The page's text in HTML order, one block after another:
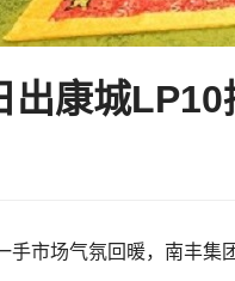
出康城
手市场气氛回暖，南丰集